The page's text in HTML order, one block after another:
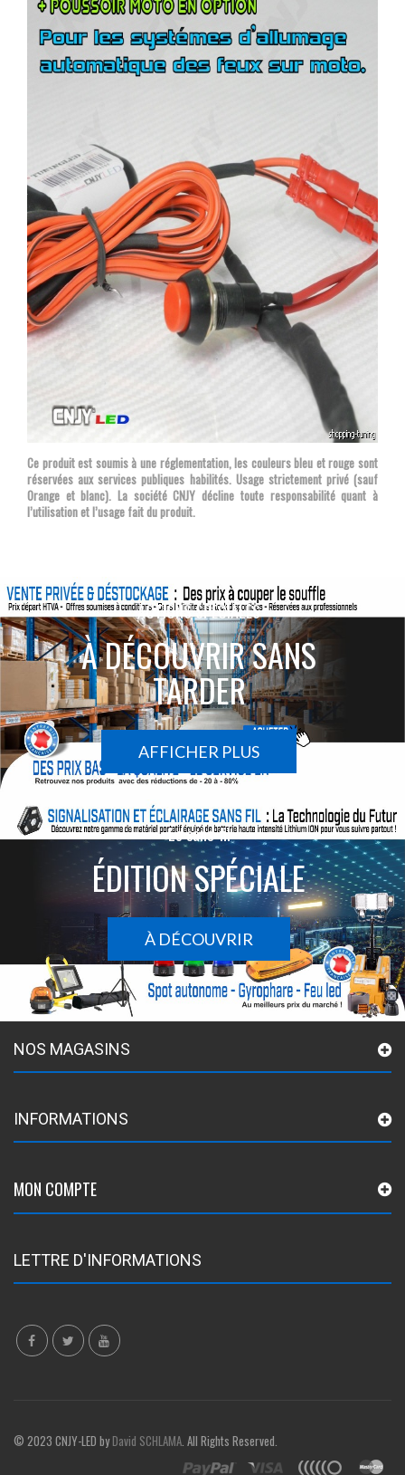
Ce produit est soumis à une réglementation, les couleurs bleu et rouge sont
réservées aux services publiques habilités. Usage strictement privé (sauf
Orange et blanc). La société CNJY décline toute responsabilité quant à
l’utilisation et l’usage fait du produit.
ACTIONS SPÉCIALES
À DÉCOUVRIR SANS
TARDER
AFFICHER PLUS
Le sans-fil
ÉDITION SPÉCIALE
À DÉCOUVRIR
NOS MAGASINS
INFORMATIONS
MON COMPTE
LETTRE D'INFORMATIONS
© 2023 CNJY-LED byDavid SCHLAMA. All Rights Reserved.